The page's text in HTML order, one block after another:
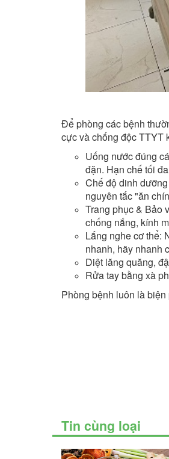
Để phòng các bệnh
cực và chống độc TTYT
Uống nước đúng
đặn. Hạn chế tối
Chế độ dinh
nguyên tắc "ăn
Trang phục & Bảo
chống nắng, kính
Lắng nghe cơ thể:
nhanh, hãy nhanh
Diệt lăng quăng,
Rửa tay bằng xà
Phòng bệnh luôn là
Tin cùng loại